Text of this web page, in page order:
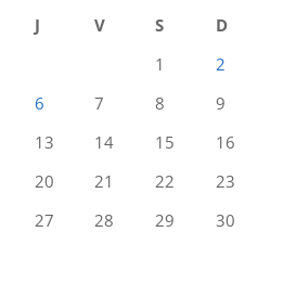
J V S
D
1
2
6 7 8
9
13 14 15
16
20 21 22
23
27 28 29
30